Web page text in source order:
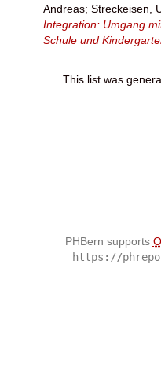
Andreas; Streckeisen,
Integration: Umgang
Schule und
This list was
PHBern supports
https://